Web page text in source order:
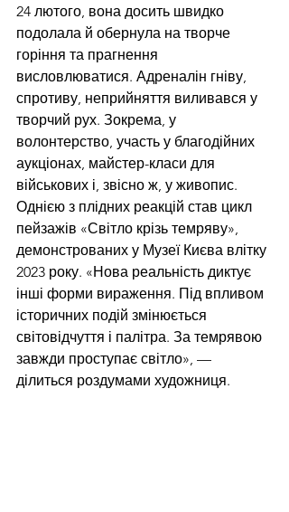
24 лютого, вона досить швидко
подолала й обернула на творче
горіння та прагнення
висловлюватися. Адреналін гніву,
спротиву, неприйняття виливався у
творчий рух. Зокрема, у
волонтерство, участь у благодійних
аукціонах, майстер-класи для
військових і, звісно ж, у живопис.
Однією з плідних реакцій став цикл
пейзажів «Світло крізь темряву»,
демонстрованих у Музеї Києва влітку
2023 року. «Нова реальність диктує
інші форми вираження. Під впливом
історичних подій змінюється
світовідчуття і палітра. За темрявою
завжди проступає світло», —
ділиться роздумами художниця.